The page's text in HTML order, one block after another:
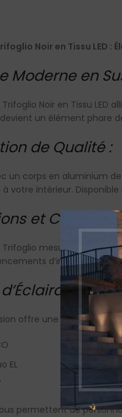
Noir en Tissu LED :
Moderne en
Trifoglio Noir en Tissu
devient un élément phare
de Qualité :
un corps en aluminium
votre intérieur.
et
Trifoglio mesure 50 cm
d’intérieur. Avec
:
offre une flexibilité
EL
permettent de